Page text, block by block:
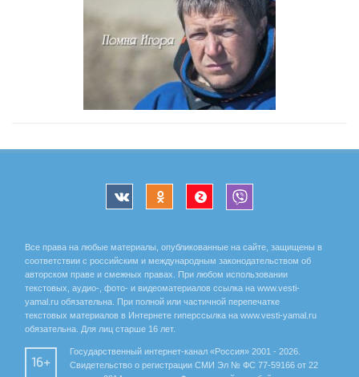
Все права на любые материалы, опубликованные на сайте, защищены в
соответствии с российским и международным законодательством об
авторском праве и смежных правах. При любом использовании
текстовых, аудио-, фото- и видеоматериалов ссылка на www.vesti-
yamal.ru обязательна. При полной или частичной перепечатке
текстовых материалов в Интернете гиперссылка на www.vesti-yamal.ru
обязательна. Для лиц старше 16 лет.
16+
Государственный интернет-канал «Россия» 2001 - 2026.
Свидетельство о регистрации СМИ Эл № ФС 77-59166 от 22